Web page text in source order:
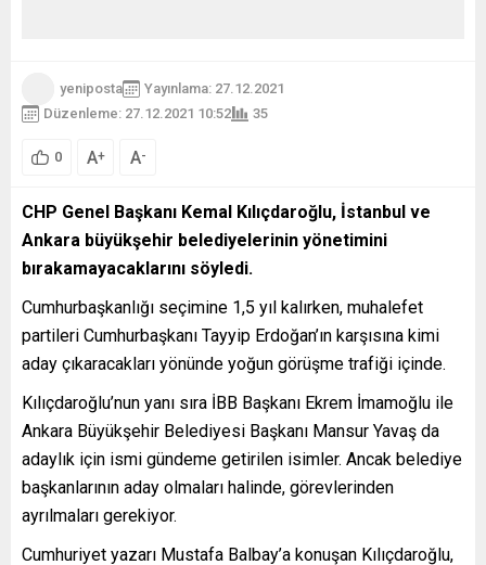
yeniposta
Yayınlama: 27.12.2021
Düzenleme: 27.12.2021 10:52
35
0 A+ A-
CHP Genel Başkanı Kemal Kılıçdaroğlu, İstanbul ve
Ankara büyükşehir belediyelerinin yönetimini
bırakamayacaklarını söyledi.
Cumhurbaşkanlığı seçimine 1,5 yıl kalırken, muhalefet
partileri Cumhurbaşkanı Tayyip Erdoğan’ın karşısına kimi
aday çıkaracakları yönünde yoğun görüşme trafiği içinde.
Kılıçdaroğlu’nun yanı sıra İBB Başkanı Ekrem İmamoğlu ile
Ankara Büyükşehir Belediyesi Başkanı Mansur Yavaş da
adaylık için ismi gündeme getirilen isimler. Ancak belediye
başkanlarının aday olmaları halinde, görevlerinden
ayrılmaları gerekiyor.
Cumhuriyet yazarı Mustafa Balbay’a konuşan Kılıçdaroğlu,